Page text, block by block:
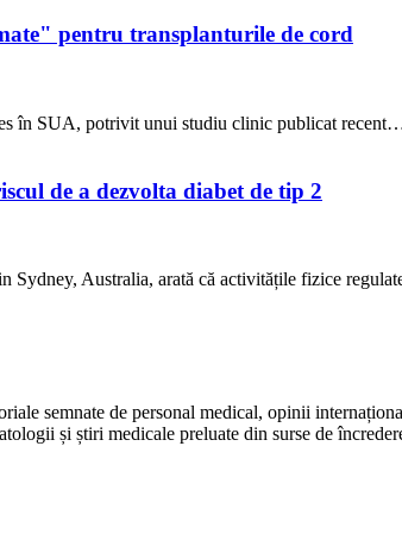
pentru transplanturile de cord
în SUA, potrivit unui studiu clinic publicat
de a dezvolta diabet de tip 2
Sydney, Australia, arată că activitățile fizice
semnate de personal medical, opinii
și știri medicale preluate din surse de